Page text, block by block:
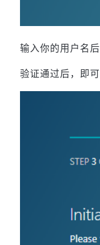
输入你的用户名
验证通过后，即